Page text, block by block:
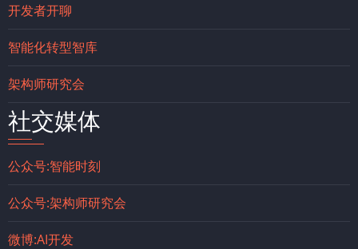
开发者开聊
智能化转型智库
架构师研究会
社交媒体
公众号:智能时刻
公众号:架构师研究会
微博:AI开发